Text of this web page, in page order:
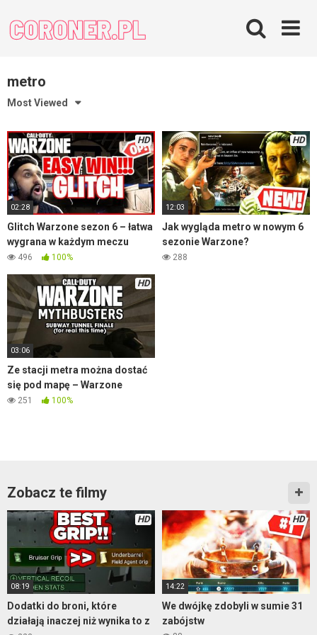
content
metro
Most Viewed
HD
02:28
Glitch Warzone sezon 6 – łatwa
wygrana w każdym meczu
496 100%
HD
12:03
Jak wygląda metro w nowym 6
sezonie Warzone?
288
HD
03:06
Ze stacji metra można dostać
się pod mapę – Warzone
251 100%
Zobacz te filmy
HD
08:19
Dodatki do broni, które
działają inaczej niż wynika to z
HD
14:22
We dwójkę zdobyli w sumie 31
zabójstw